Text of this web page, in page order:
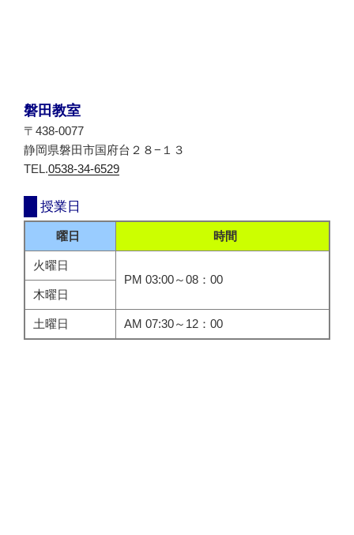
磐田教室
〒438-0077
静岡県磐田市国府台２８−１３
TEL.0538-34-6529
授業日
曜日 時間
火曜日
PM 03:00～08：00
木曜日
土曜日 AM 07:30～12：00